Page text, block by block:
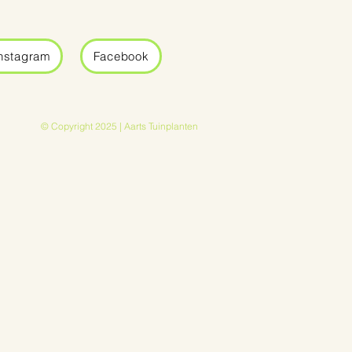
Facebook
© Copyright 2025 | Aarts Tuinplanten